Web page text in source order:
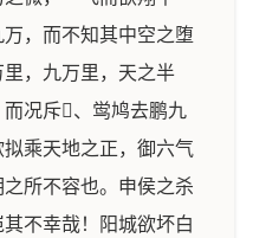
，而不知其中空之堕
，九万里，天之半
况斥𮭨、鸴鸠去鹏九
乘天地之正，御六气
所不容也。申侯之杀
不幸哉！阳城欲坏白